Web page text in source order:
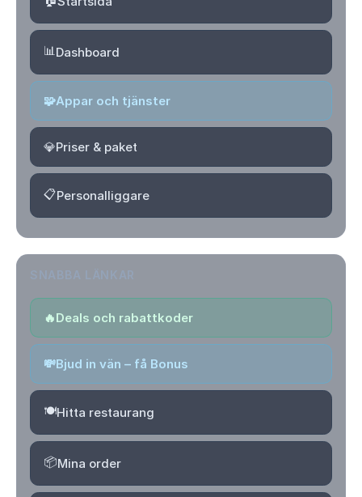
📊Dashboard
🧩Appar och tjänster
💎Priser & paket
📋Personalliggare
🔥Deals och rabattkoder
💸Bjud in vän – få Bonus
🍽️Hitta restaurang
📦Mina order